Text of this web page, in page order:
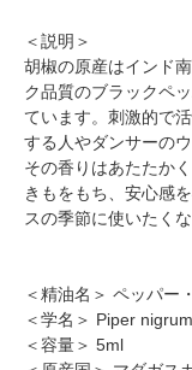
＜説明＞
胡椒の原産はインド
ク品質のブラックペ
ています。刺激的で
する人やダンサーの
その香りはあたたか
きもをもち、安心感
スの季節に使いたく
＜精油名＞ ペッパー
＜学名＞ Piper nigrum
＜容量＞ 5ml